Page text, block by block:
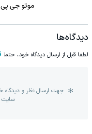
موتو جی پی
دیدگاه‌ها
لطفا قبل از ارسال دیدگاه خود، حتما
جهت ارسال نظر و دیدگاه
سایت